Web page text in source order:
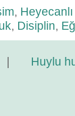
,
, Disiplin,
Huylu